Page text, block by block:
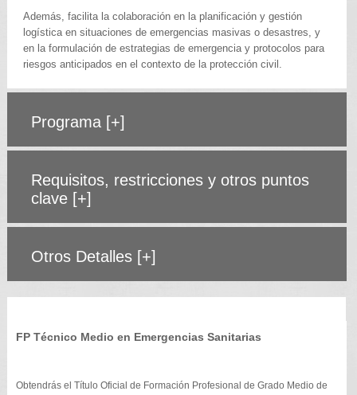
Además, facilita la colaboración en la planificación y gestión
logística en situaciones de emergencias masivas o desastres, y
en la formulación de estrategias de emergencia y protocolos para
riesgos anticipados en el contexto de la protección civil.
Programa [+]
Requisitos, restricciones y otros puntos
clave [+]
Otros Detalles [+]
FP Técnico Medio en Emergencias Sanitarias
Obtendrás el Título Oficial de Formación Profesional de Grado Medio de